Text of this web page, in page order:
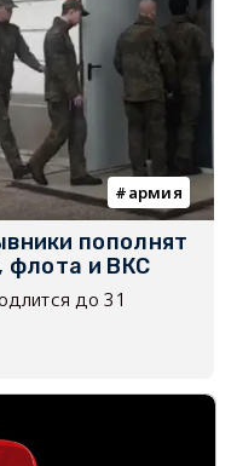
армия
пополнят
флота и ВКС
до 31